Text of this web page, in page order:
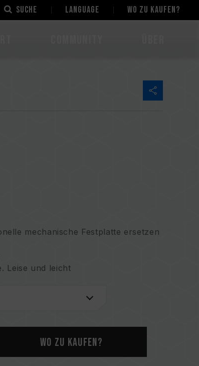
Suche LANGUAGE Wo zu kaufen?
mechanische Festplatte ersetzen
Leise und leicht
Wo zu kaufen?